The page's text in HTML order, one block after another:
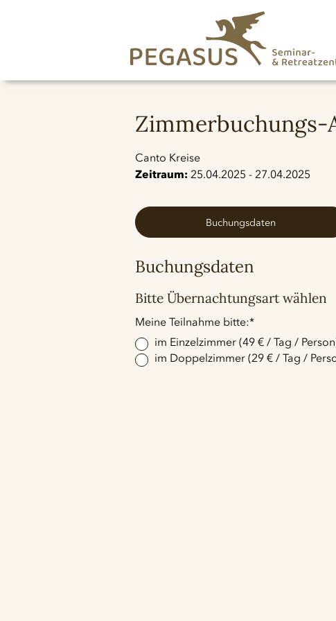
Zimmerbuchungs-
Canto Kreise
Zeitraum:25.04.2025 - 27.04.2025
Buchungsdaten
Buchungsdaten
Bitte Übernachtungsart wählen
Pflichtfeld
Meine Teilnahme bitte:*
im Einzelzimmer (49 € / Tag /
im Doppelzimmer (29 € / Tag /